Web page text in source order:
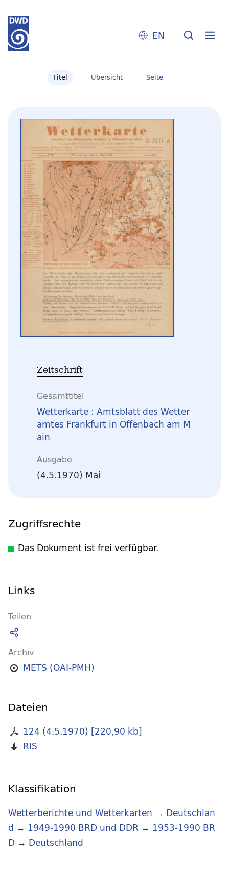
EN
Titel Übersicht Seite
Zeitschrift
Gesamttitel
Wetterkarte : Amtsblatt des Wetter
amtes Frankfurt in Offenbach am M
ain
Ausgabe
(4.5.1970) Mai
Zugriffsrechte
Das Dokument ist frei verfügbar.
Links
Teilen
Archiv
METS (OAI-PMH)
Dateien
124 (4.5.1970) [220,90 kb]
RIS
Klassifikation
Wetterberichte und Wetterkarten → Deutschlan
d → 1949-1990 BRD und DDR → 1953-1990 BR
D → Deutschland